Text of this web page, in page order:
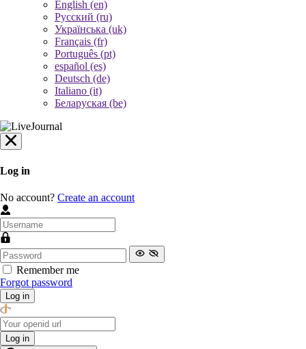
English (en)
Русский (ru)
Українська (uk)
Français (fr)
Português (pt)
español (es)
Deutsch (de)
Italiano (it)
Беларуская (be)
Log in
No account? Create an account
Remember me
Forgot password
Log in
Log in